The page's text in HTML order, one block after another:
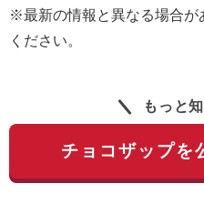
※最新の情報と異なる場合が
ください。
もっと
チョコザップを